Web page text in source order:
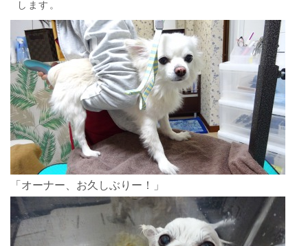
します。
「オーナー、お久しぶりー！」